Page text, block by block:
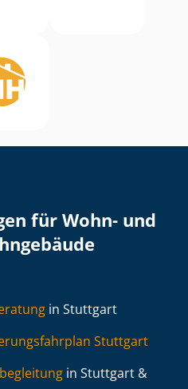
für Wohn- und
in Stuttgart
Stuttgart
in Stuttgart &